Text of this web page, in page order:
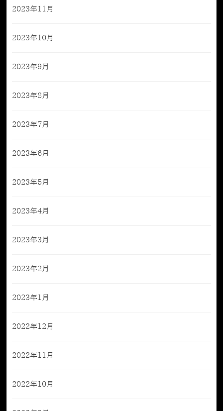
2023年11月
2023年10月
2023年9月
2023年8月
2023年7月
2023年6月
2023年5月
2023年4月
2023年3月
2023年2月
2023年1月
2022年12月
2022年11月
2022年10月